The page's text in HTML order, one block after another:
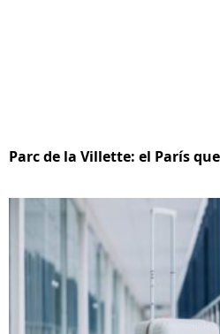
Parc de la Villette: el París